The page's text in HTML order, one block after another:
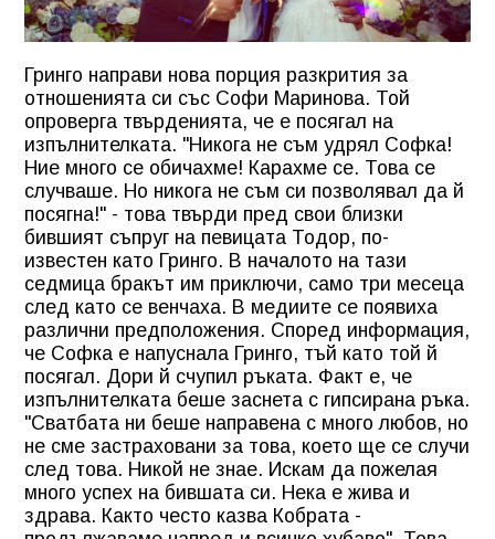
Гринго направи нова порция разкрития за
отношенията си със Софи Маринова. Той
опроверга твърденията, че е посягал на
изпълнителката. "Никога не съм удрял Софка!
Ние много се обичахме! Карахме се. Това се
случваше. Но никога не съм си позволявал да й
посягна!" - това твърди пред свои близки
бившият съпруг на певицата Тодор, по-
известен като Гринго. В началото на тази
седмица бракът им приключи, само три месеца
след като се венчаха. В медиите се появиха
различни предположения. Според информация,
че Софка е напуснала Гринго, тъй като той й
посягал. Дори й счупил ръката. Факт е, че
изпълнителката беше заснета с гипсирана ръка.
"Сватбата ни беше направена с много любов, но
не сме застраховани за това, което ще се случи
след това. Никой не знае. Искам да пожелая
много успех на бившата си. Нека е жива и
здрава. Както често казва Кобрата -